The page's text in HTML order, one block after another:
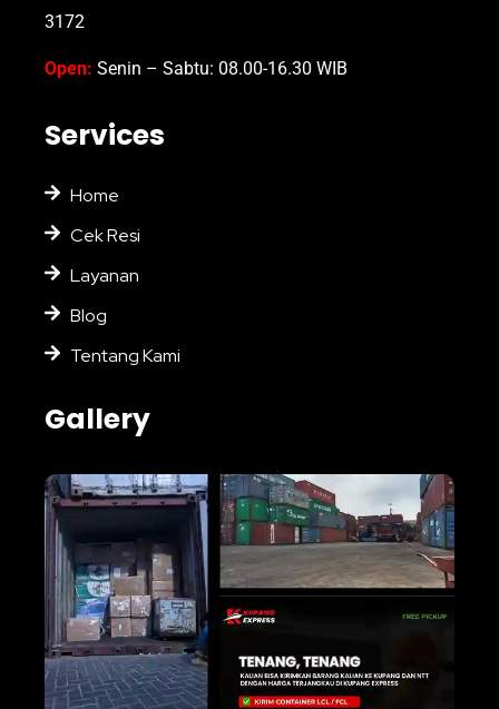
3172
Open: Senin – Sabtu: 08.00-16.30 WIB
Services
Home
Cek Resi
Layanan
Blog
Tentang Kami
Gallery